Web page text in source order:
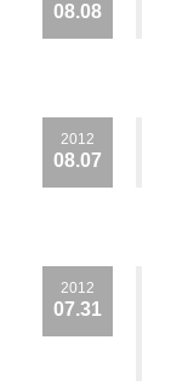
08.08
2012
08.07
2012
07.31